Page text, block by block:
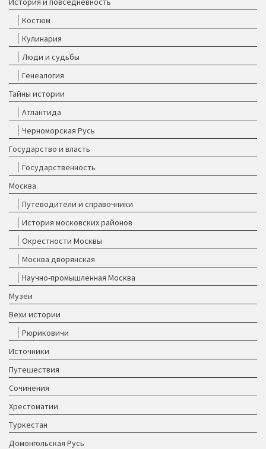
Костюм
Кулинария
Люди и судьбы
Генеалогия
Тайны истории
Атлантида
Черноморская Русь
Государство и власть
Государственность
Москва
Путеводители и справочники
История московских районов
Окрестности Москвы
Москва дворянская
Научно-промышленная Москва
Музеи
Вехи истории
Рюриковичи
Источники
Путешествия
Сочинения
Хрестоматии
Туркестан
Домонгольская Русь